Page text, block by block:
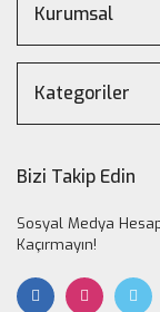
Kurumsal
Kategoriler
Bizi Takip Edin
Sosyal Medya
Kaçırmayın!